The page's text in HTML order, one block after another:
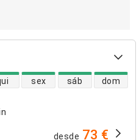
sex sáb dom
desde 73 €